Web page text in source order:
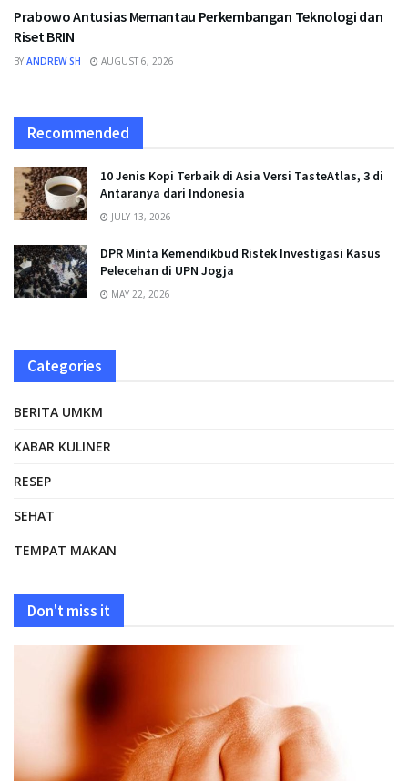
Prabowo Antusias Memantau Perkembangan Teknologi dan
Riset BRIN
BY ANDREW SH AUGUST 6, 2026
Recommended
10 Jenis Kopi Terbaik di Asia Versi TasteAtlas, 3 di
Antaranya dari Indonesia
JULY 13, 2026
DPR Minta Kemendikbud Ristek Investigasi Kasus
Pelecehan di UPN Jogja
MAY 22, 2026
Categories
BERITA UMKM
KABAR KULINER
RESEP
SEHAT
TEMPAT MAKAN
Don't miss it